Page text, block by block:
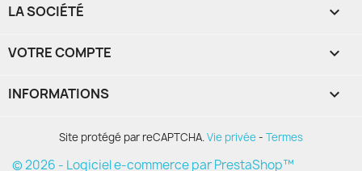
LA SOCIÉTÉ 
VOTRE COMPTE 
INFORMATIONS keyboard_arrow_down
Site protégé par reCAPTCHA.Vie privée- Termes
© 2026 - Logiciel e-commerce par PrestaShop™